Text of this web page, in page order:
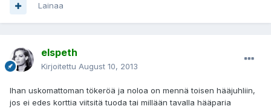
Lainaa
elspeth
Kirjoitettu August 10, 2013
Ihan uskomattoman tökeröä ja noloa on mennä toisen hääjuhliin,
jos ei edes korttia viitsitä tuoda tai millään tavalla hääparia